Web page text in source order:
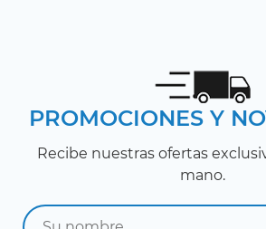
PROMOCIONES Y
Recibe nuestras ofertas
mano.